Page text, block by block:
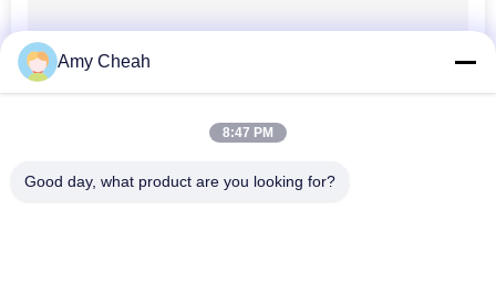
Amy Cheah
8:47 PM
Good day, what product are you looking for?